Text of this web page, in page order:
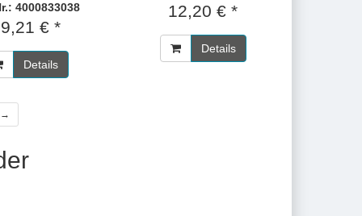
4000833038
€ *
Details
12,20 € *
Details
→